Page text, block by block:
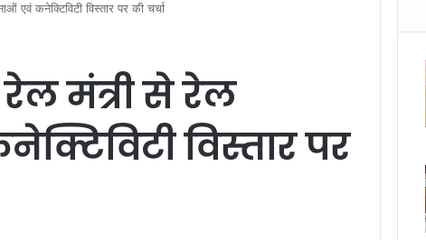
एवं कनेक्टिविटी विस्तार पर की चर्चा
मंत्री से रेल
विस्तार पर